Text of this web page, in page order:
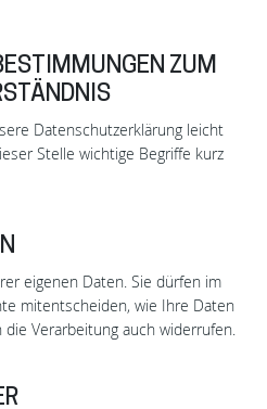
ZUM
Datenschutzerklärung leicht
Stelle wichtige Begriffe kurz
eigenen Daten. Sie dürfen im
mitentscheiden, wie Ihre Daten
Verarbeitung auch widerrufen.